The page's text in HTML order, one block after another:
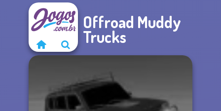
Offroad Muddy
Trucks